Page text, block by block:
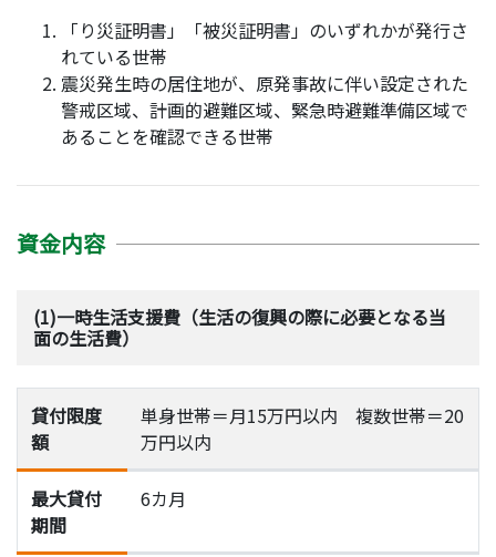
「り災証明書」「被災証明書」のいずれかが発行さ
れている世帯
震災発生時の居住地が、原発事故に伴い設定された
警戒区域、計画的避難区域、緊急時避難準備区域で
あることを確認できる世帯
資金内容
(1)一時生活支援費（生活の復興の際に必要となる当
面の生活費）
貸付限度
額
単身世帯＝月15万円以内 複数世帯＝20
万円以内
最大貸付
期間
6カ月